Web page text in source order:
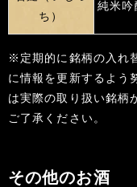
ち）
純米吟
※定期的に銘柄の入れ
に情報を更新するよう
は実際の取り扱い銘柄
ご了承ください。
その他のお酒